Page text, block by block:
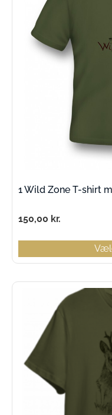
1 Wild Zone T-shirt
150,00 kr.